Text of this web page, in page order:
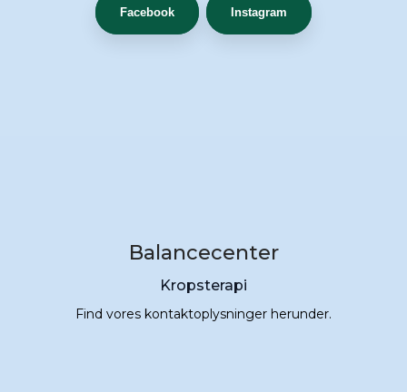
Facebook Instagram
Balancecenter
Kropsterapi
Find vores kontaktoplysninger herunder.​